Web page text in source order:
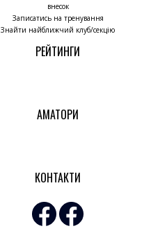
внесок
Записатись на тренування
Знайти найближчий клуб/секцію
РЕЙТИНГИ
АМАТОРИ
КОНТАКТИ